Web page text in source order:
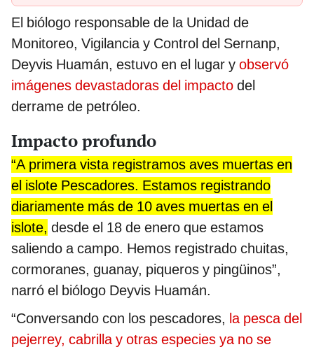
El biólogo responsable de la Unidad de
Monitoreo, Vigilancia y Control del Sernanp,
Deyvis Huamán, estuvo en el lugar y observó
imágenes devastadoras del impacto del
derrame de petróleo.
Impacto profundo
“A primera vista registramos aves muertas en
el islote Pescadores. Estamos registrando
diariamente más de 10 aves muertas en el
islote, desde el 18 de enero que estamos
saliendo a campo. Hemos registrado chuitas,
cormoranes, guanay, piqueros y pingüinos”,
narró el biólogo Deyvis Huamán.
“Conversando con los pescadores, la pesca del
pejerrey, cabrilla y otras especies ya no se